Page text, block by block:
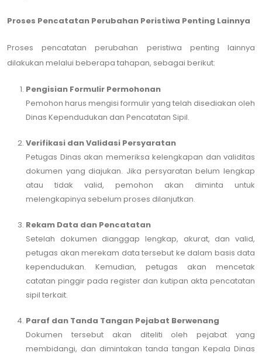
Proses Pencatatan Perubahan Peristiwa Penting Lainnya
Proses pencatatan perubahan peristiwa penting lainnya
dilakukan melalui beberapa tahapan, sebagai berikut:
Pengisian Formulir Permohonan
Pemohon harus mengisi formulir yang telah disediakan oleh
Dinas Kependudukan dan Pencatatan Sipil.
Verifikasi dan Validasi Persyaratan
Petugas Dinas akan memeriksa kelengkapan dan validitas
dokumen yang diajukan. Jika persyaratan belum lengkap
atau tidak valid, pemohon akan diminta untuk
melengkapinya sebelum proses dilanjutkan.
Rekam Data dan Pencatatan
Setelah dokumen dianggap lengkap, akurat, dan valid,
petugas akan merekam data tersebut ke dalam basis data
kependudukan. Kemudian, petugas akan mencetak
catatan pinggir pada register dan kutipan akta pencatatan
sipil terkait.
Paraf dan Tanda Tangan Pejabat Berwenang
Dokumen tersebut akan diteliti oleh pejabat yang
membidangi, dan dimintakan tanda tangan Kepala Dinas